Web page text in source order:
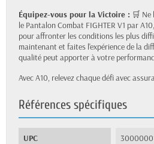
Équipez-vous pour la Victoire : 🛒 Ne
le Pantalon Combat FIGHTER V1 par
pour affronter les conditions les plus
maintenant et faites l'expérience de la
qualité peut apporter à votre
Avec A10, relevez chaque défi avec
Références spécifiques
UPC